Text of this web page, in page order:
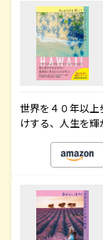
世界を４０年以
けする、人生を